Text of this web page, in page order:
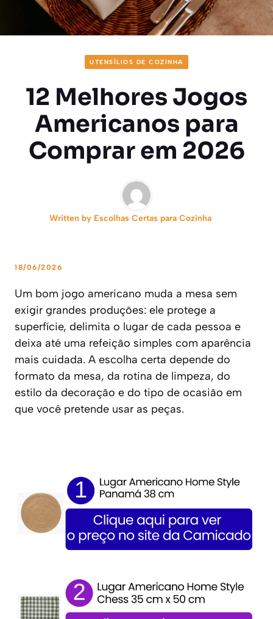
UTENSÍLIOS DE COZINHA
12 Melhores Jogos
Americanos para
Comprar em 2026
Written by Escolhas Certas para Cozinha
18/06/2026
Um bom jogo americano muda a mesa sem
exigir grandes produções: ele protege a
superfície, delimita o lugar de cada pessoa e
deixa até uma refeição simples com aparência
mais cuidada. A escolha certa depende do
formato da mesa, da rotina de limpeza, do
estilo da decoração e do tipo de ocasião em
que você pretende usar as peças.